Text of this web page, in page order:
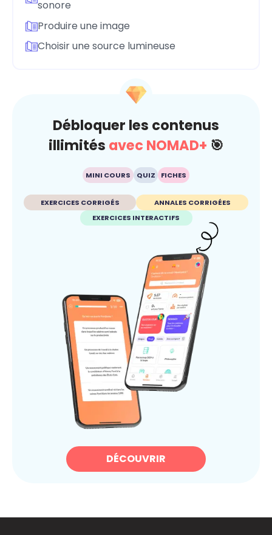
sonore
Produire une image
Choisir une source lumineuse
Débloquer les contenus
illimités avec NOMAD+ 🎯
MINI COURS QUIZ FICHES
EXERCICES CORRIGÉS
ANNALES CORRIGÉES
EXERCICES INTERACTIFS
DÉCOUVRIR